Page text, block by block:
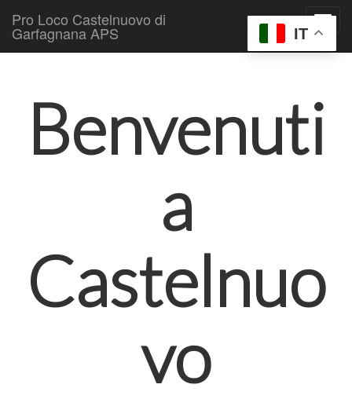
Pro Loco Castelnuovo di
Garfagnana APS
Benvenuti
a
Castelnuo
vo
IT